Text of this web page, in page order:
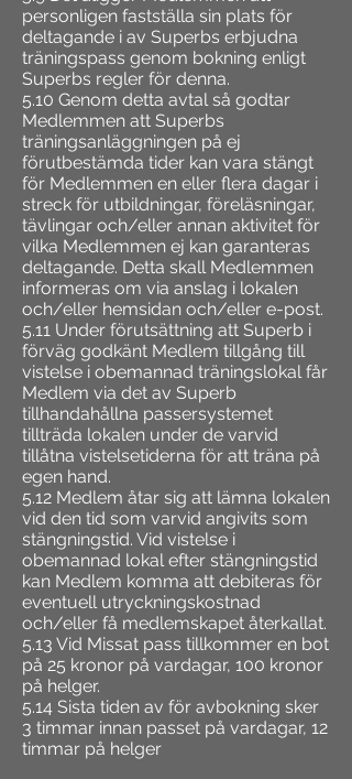
personligen fastställa sin plats för
deltagande i av Superbs erbjudna
träningspass genom bokning enligt
Superbs regler för denna.
5.10 Genom detta avtal så godtar
Medlemmen att Superbs
träningsanläggningen på ej
förutbestämda tider kan vara stängt
för Medlemmen en eller flera dagar i
streck för utbildningar, föreläsningar,
tävlingar och/eller annan aktivitet för
vilka Medlemmen ej kan garanteras
deltagande. Detta skall Medlemmen
informeras om via anslag i lokalen
och/eller hemsidan och/eller e-post.
5.11 Under förutsättning att Superb i
förväg godkänt Medlem tillgång till
vistelse i obemannad träningslokal får
Medlem via det av Superb
tillhandahållna passersystemet
tillträda lokalen under de varvid
tillåtna vistelsetiderna för att träna på
egen hand.
5.12 Medlem åtar sig att lämna lokalen
vid den tid som varvid angivits som
stängningstid. Vid vistelse i
obemannad lokal efter stängningstid
kan Medlem komma att debiteras för
eventuell utryckningskostnad
och/eller få medlemskapet återkallat.
5.13 Vid Missat pass tillkommer en bot
på 25 kronor på vardagar, 100 kronor
på helger.
5.14 Sista tiden av för avbokning sker
3 timmar innan passet på vardagar, 12
timmar på helger